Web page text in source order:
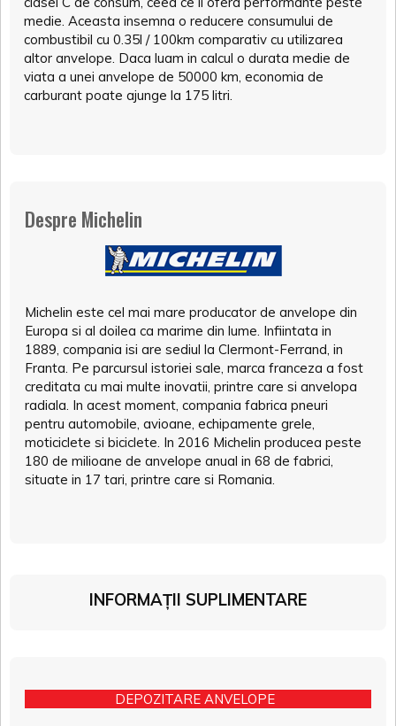
medie. Aceasta insemna o reducere consumului de
combustibil cu 0.35l / 100km comparativ cu utilizarea
altor anvelope. Daca luam in calcul o durata medie de
viata a unei anvelope de 50000 km, economia de
carburant poate ajunge la 175 litri.
Despre Michelin
Michelin este cel mai mare producator de anvelope din
Europa si al doilea ca marime din lume. Infiintata in
1889, compania isi are sediul la Clermont-Ferrand, in
Franta. Pe parcursul istoriei sale, marca franceza a fost
creditata cu mai multe inovatii, printre care si anvelopa
radiala. In acest moment, compania fabrica pneuri
pentru automobile, avioane, echipamente grele,
moticiclete si biciclete. In 2016 Michelin producea peste
180 de milioane de anvelope anual in 68 de fabrici,
situate in 17 tari, printre care si Romania.
INFORMAȚII SUPLIMENTARE
DEPOZITARE ANVELOPE